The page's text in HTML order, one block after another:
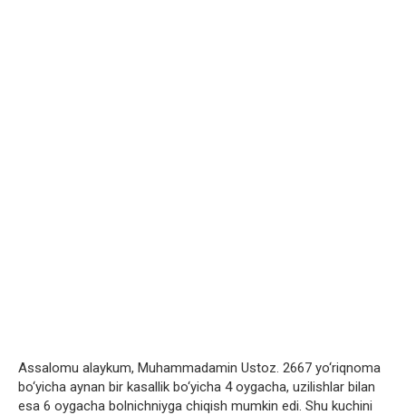
Assalomu alaykum, Muhammadamin Ustoz. 2667 yo‘riqnoma
bo‘yicha aynan bir kasallik bo‘yicha 4 oygacha, uzilishlar bilan
esa 6 oygacha bolnichniyga chiqish mumkin edi. Shu kuchini